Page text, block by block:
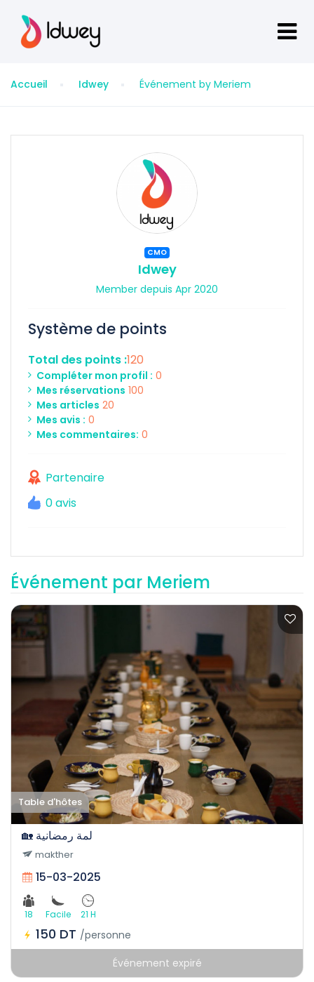
Accueil Idwey Événement by Meriem
CMO
Idwey
Member depuis Apr 2020
Système de points
Total des points :120
Compléter mon profil : 0
Mes réservations 100
Mes articles 20
Mes avis : 0
Mes commentaires: 0
Partenaire
0 avis
Événement par Meriem
Table d'hôtes
🏡 لمة رمضانية
makther
15-03-2025
18 Facile 21 H
150 DT /personne
Événement expiré